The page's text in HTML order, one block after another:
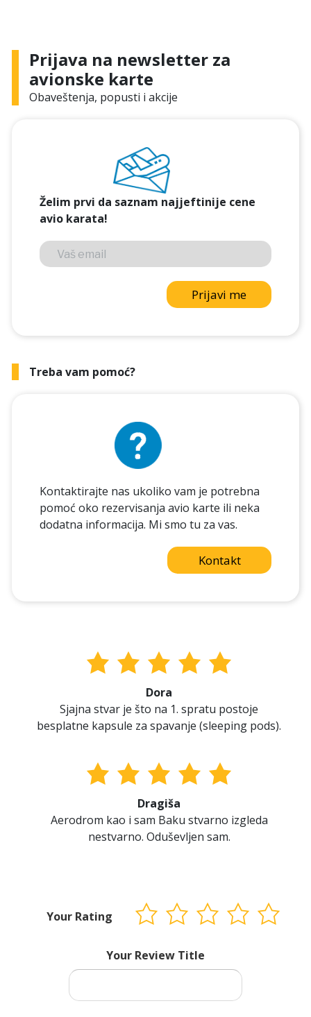
Prijava na newsletter za
avionske karte
Obaveštenja, popusti i akcije
Želim prvi da saznam najjeftinije cene
avio karata!
Prijavi me
Treba vam pomoć?
Kontaktirajte nas ukoliko vam je potrebna
pomoć oko rezervisanja avio karte ili neka
dodatna informacija. Mi smo tu za vas.
Kontakt
Dora
Sjajna stvar je što na 1. spratu postoje
besplatne kapsule za spavanje (sleeping pods).
Dragiša
Aerodrom kao i sam Baku stvarno izgleda
nestvarno. Oduševljen sam.
Your Rating
Your Review Title